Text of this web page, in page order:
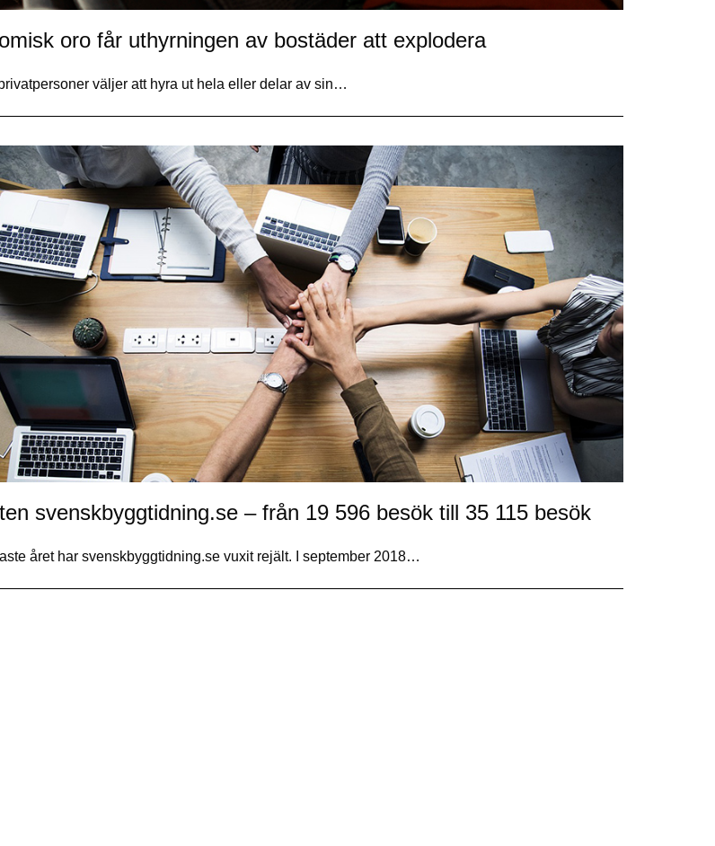
oro får uthyrningen av bostäder att explodera
väljer att hyra ut hela eller delar av sin…
svenskbyggtidning.se – från 19 596 besök till 35 115 besök
året har svenskbyggtidning.se vuxit rejält. I september 2018…